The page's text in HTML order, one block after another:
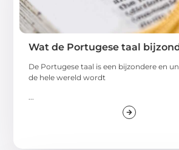
Wat de Portugese taal
De Portugese taal is een bijzondere en
de hele wereld wordt
...